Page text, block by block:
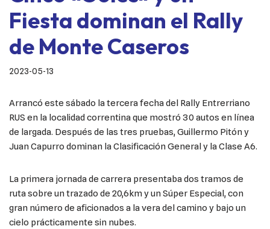
Fiesta dominan el Rally
de Monte Caseros
2023-05-13
Arrancó este sábado la tercera fecha del Rally Entrerriano
RUS en la localidad correntina que mostró 30 autos en línea
de largada. Después de las tres pruebas, Guillermo Pitón y
Juan Capurro dominan la Clasificación General y la Clase A6.
La primera jornada de carrera presentaba dos tramos de
ruta sobre un trazado de 20,6km y un Súper Especial, con
gran número de aficionados a la vera del camino y bajo un
cielo prácticamente sin nubes.